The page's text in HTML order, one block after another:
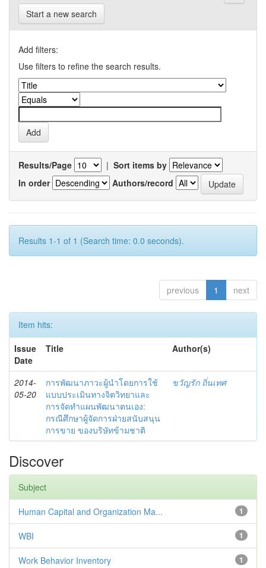
Start a new search
Add filters:
Use filters to refine the search results.
Results/Page | Sort items by
In order
Authors/record
Results 1-1 of 1 (Search time: 0.0 seconds).
previous 1 next
Item hits:
Issue
Date
Title Author(s)
2014-
05-20
การพัฒนาภาวะผู้นำโดยการใช้
แบบประเมินทางจิตวิทยาและ
การจัดทำแผนพัฒนาตนเอง:
กรณีศึกษาผู้จัดการฝ่ายสนับสนุน
การขาย ของบริษัทข้ามชาติ
ขวัญรัก ถิ่นเทศ
Discover
Subject
1
Human Capital and Organization Ma...
1
WBI
1
Work Behavior Inventory